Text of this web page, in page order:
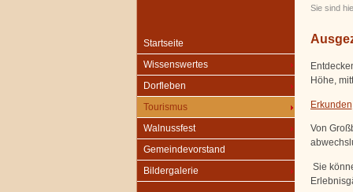
Sie sind
Startseite
Wissenswertes
Dorfleben
Tourismus
Walnussfest
Gemeindevorstand
Bildergalerie
Höhe,
Erkunden
Von
Sie